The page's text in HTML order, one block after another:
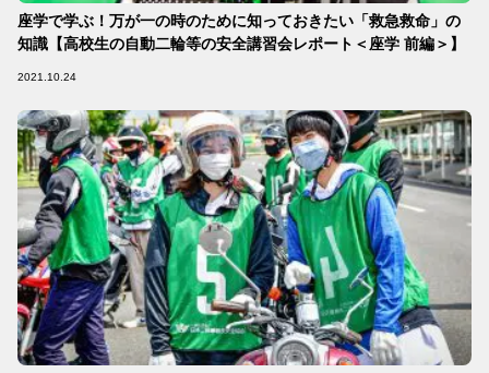
座学で学ぶ！万が一の時のために知っておきたい「救急救命」の
知識【高校生の自動二輪等の安全講習会レポート＜座学 前編＞】
2021.10.24